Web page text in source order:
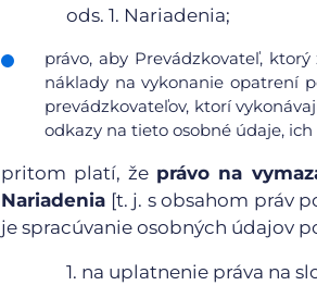
ods. 1. Nariadenia;
právo, aby Prevádzkovateľ,
náklady na vykonanie opatrení
prevádzkovateľov, ktorí
odkazy na tieto osobné údaje,
pritom platí, že právo na
Nariadenia [t. j. s obsahom práv
je spracúvanie osobných údajov
1. na uplatnenie práva na